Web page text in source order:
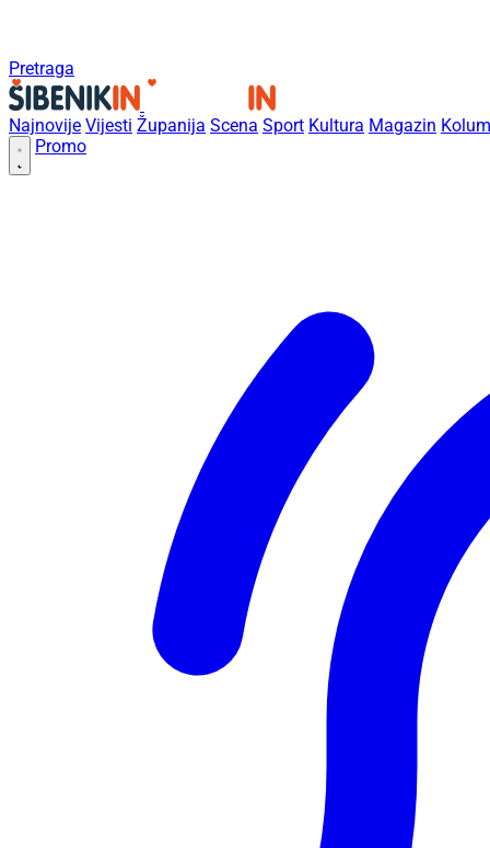
Pretraga
Najnovije Vijesti Županija Scena Sport Kultura Magazin
Promo